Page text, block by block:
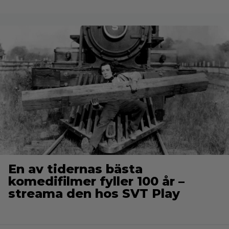
En av tidernas bästa
komedifilmer fyller 100 år –
streama den hos SVT Play